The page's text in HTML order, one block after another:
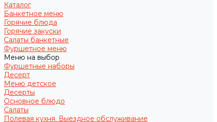
Каталог
Банкетное меню
Горячие блюда
Горячие закуски
Салаты банкетные
Фуршетное меню
Меню на выбор
Фуршетные наборы
Десерт
Меню детское
Десерты
Основное блюдо
Салаты
Полевая кухня. Выездное обслуживание